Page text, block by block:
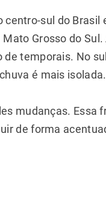
sul do Brasil
Grosso do Sul.
temporais. No
é mais isolada.
mudanças. Essa
de forma